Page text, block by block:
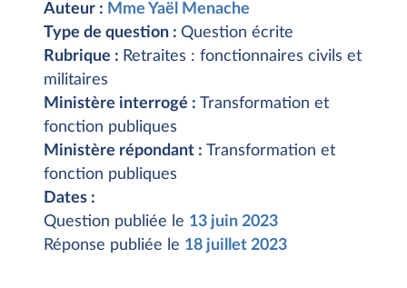
Auteur : Mme Yaël Menache
Type de question : Question écrite
Rubrique : Retraites : fonctionnaires civils et
militaires
Ministère interrogé : Transformation et
fonction publiques
Ministère répondant : Transformation et
fonction publiques
Dates :
Question publiée le 13 juin 2023
Réponse publiée le 18 juillet 2023